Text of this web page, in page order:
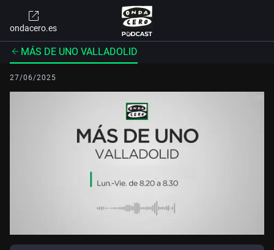
ondacero.es
MÁS DE UNO VALLADOLID
27/06/2025